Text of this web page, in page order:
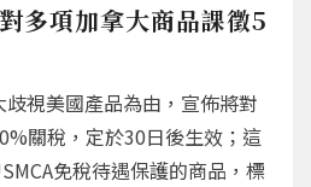
多項加拿大商品課徵5
視美國產品為由，宣佈將對
關稅，定於30日後生效；這
免稅待遇保護的商品，標